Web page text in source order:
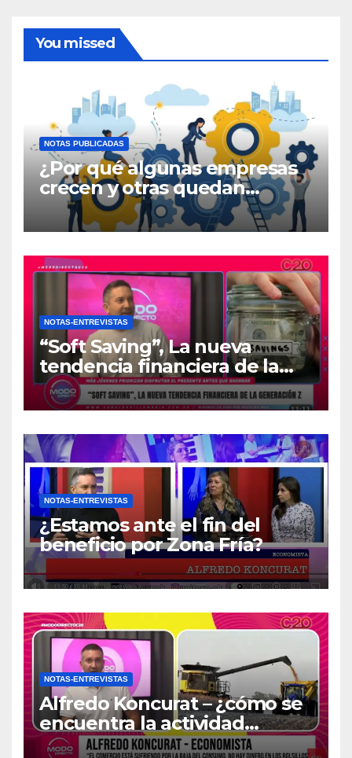
You missed
NOTAS PUBLICADAS
¿Por qué algunas empresas
crecen y otras quedan
atrapadas en el día a día?
NOTAS-ENTREVISTAS
“Soft Saving”, La nueva
tendencia financiera de la
generación Z
NOTAS-ENTREVISTAS
¿Estamos ante el fin del
beneficio por Zona Fría?
NOTAS-ENTREVISTAS
Alfredo Koncurat – ¿cómo se
encuentra la actividad
económica del país?